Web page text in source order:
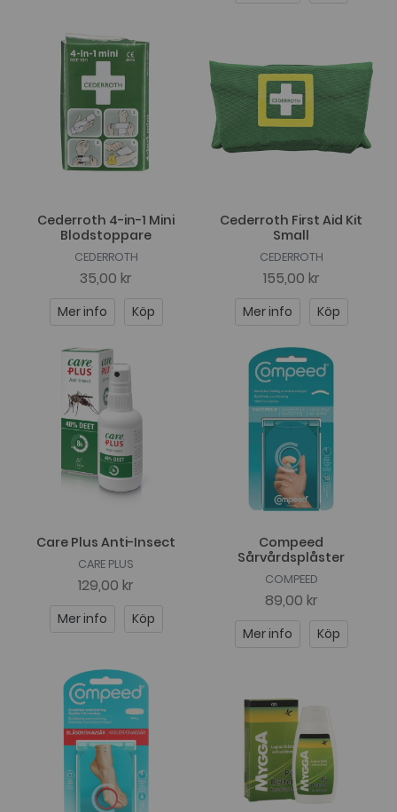
Cederroth 4-in-1 Mini
Blodstoppare
CEDERROTH
35,00 kr
Mer info Köp
Cederroth First Aid Kit
Small
CEDERROTH
155,00 kr
Mer info Köp
Care Plus Anti-Insect
CARE PLUS
129,00 kr
Mer info Köp
Compeed
Sårvårdsplåster
COMPEED
89,00 kr
Mer info Köp